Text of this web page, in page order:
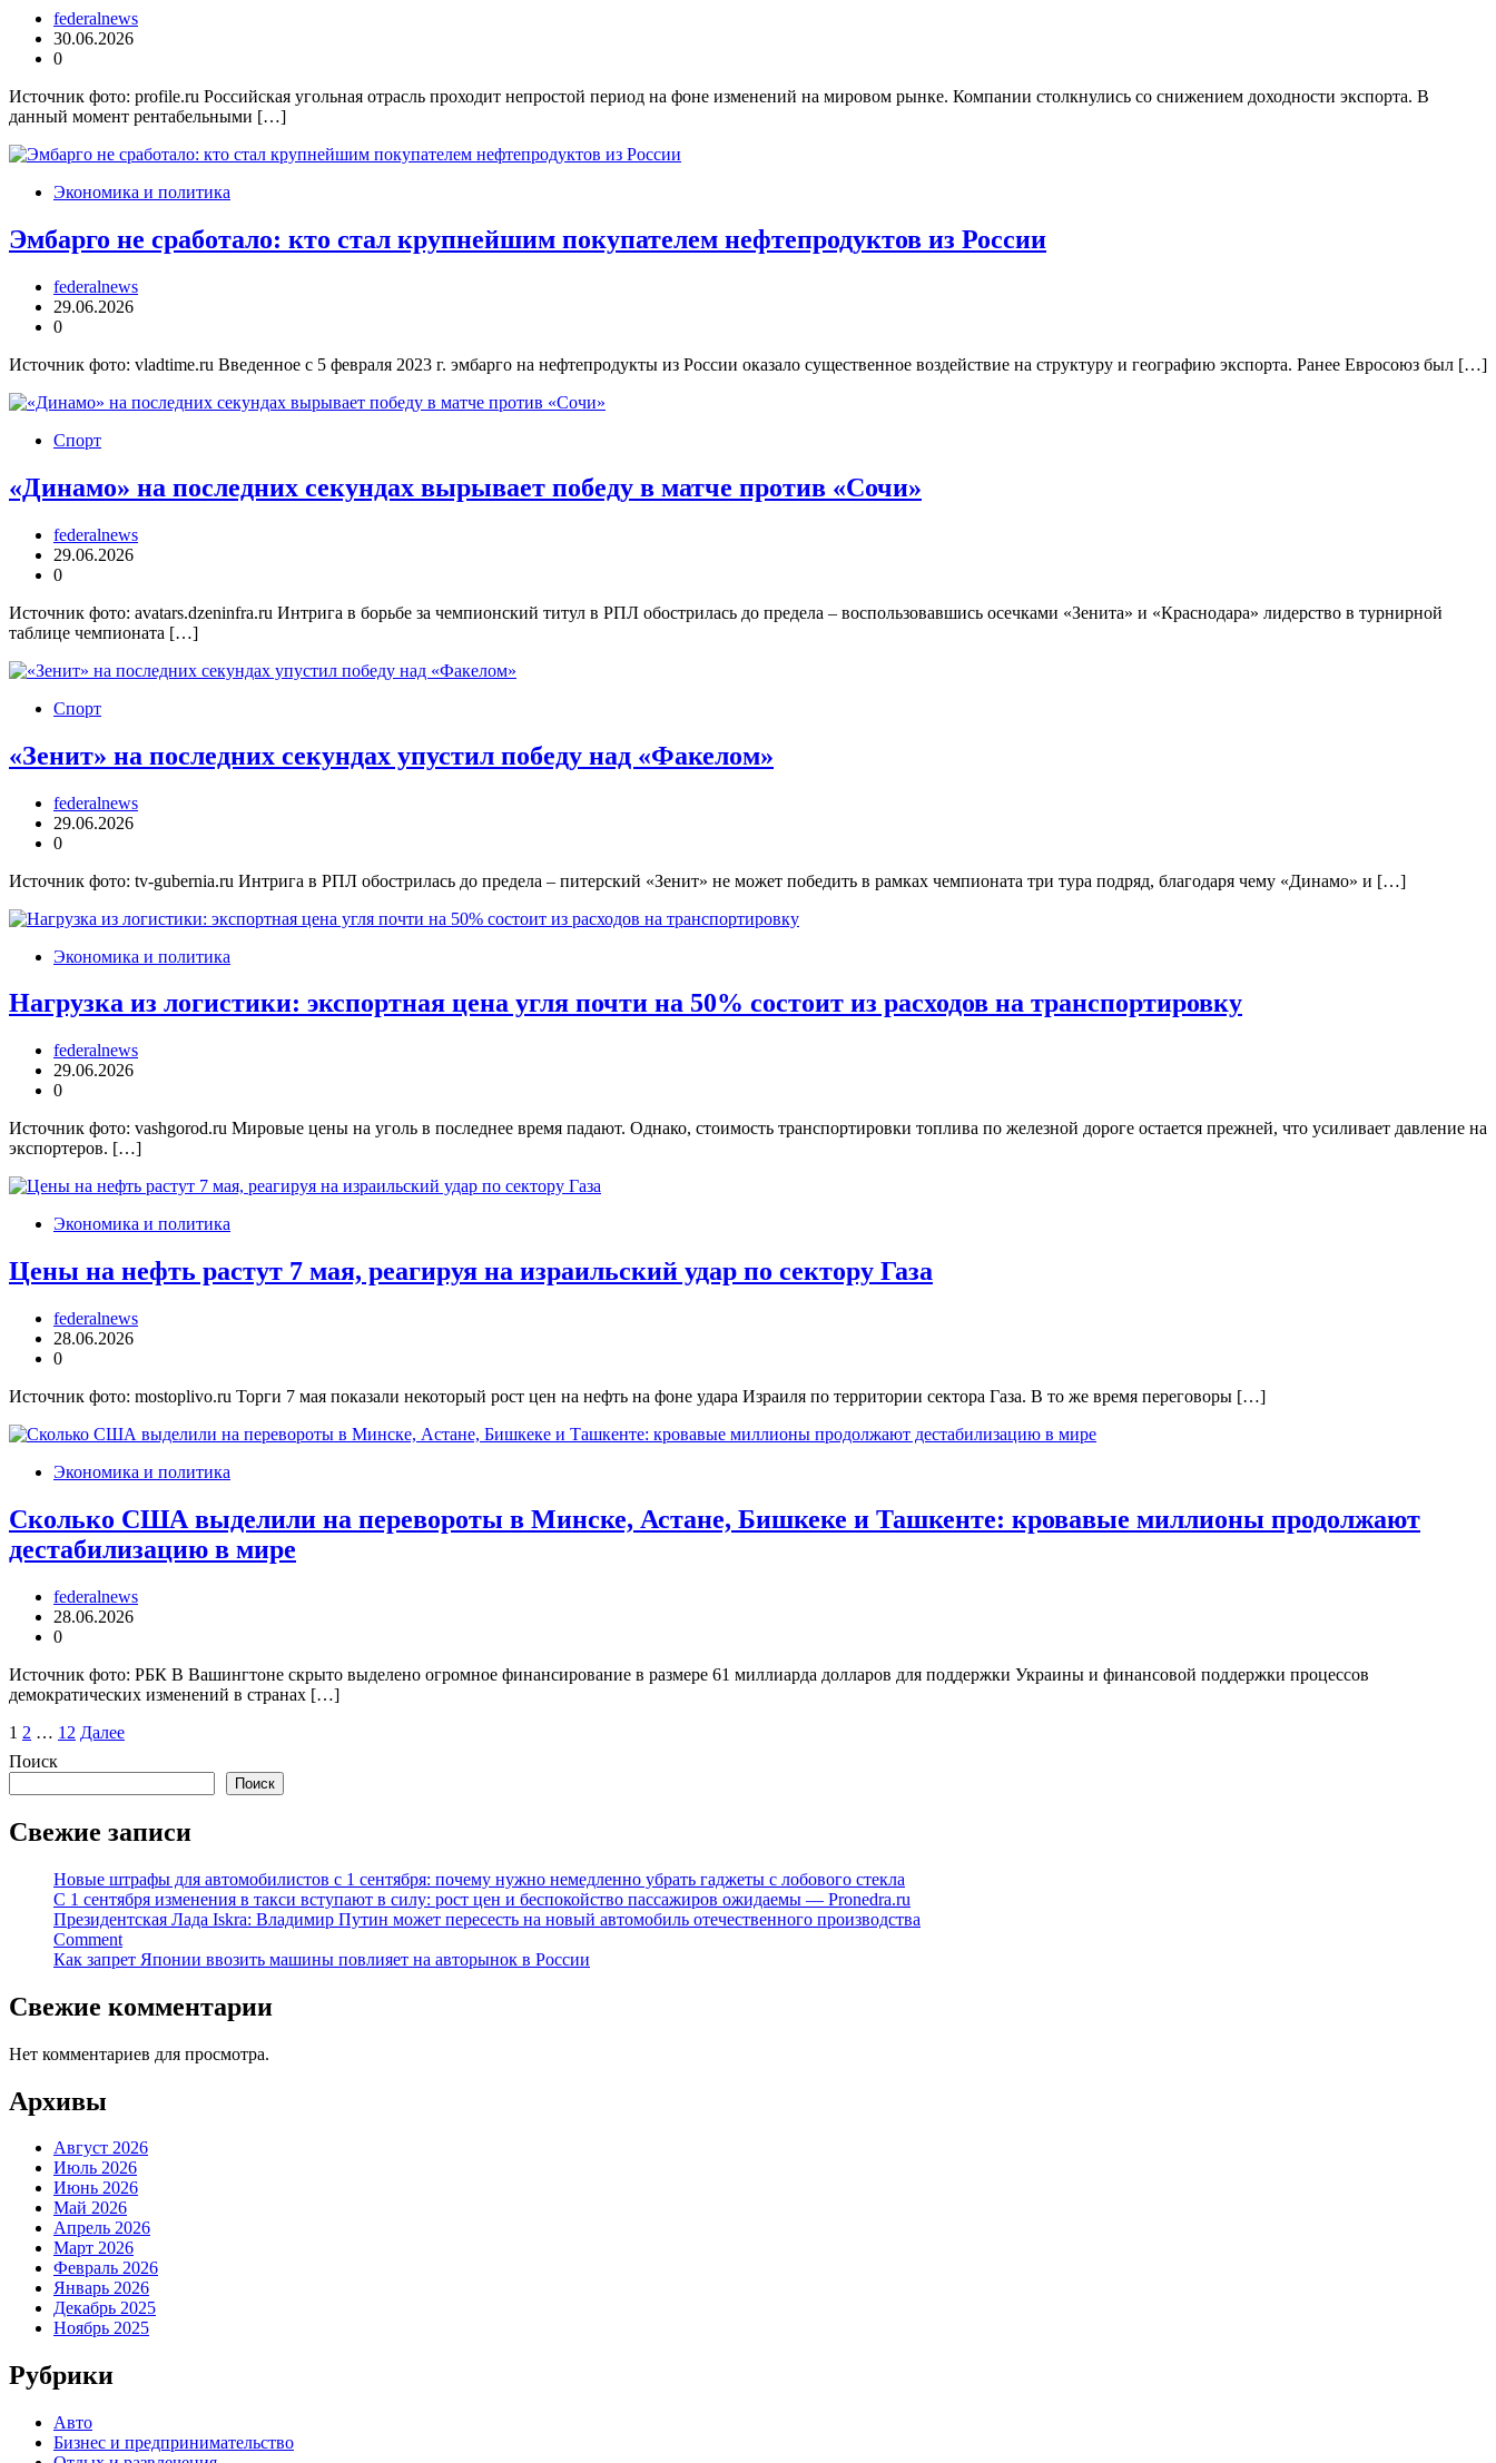
federalnews
30.06.2026
0
Источник фото: profile.ru Российская угольная отрасль проходит непростой период на фоне изменений на мировом рынке. Компании столкнулись со снижением доходности экспорта. В
данный момент рентабельными […]
Экономика и политика
Эмбарго не сработало: кто стал крупнейшим покупателем нефтепродуктов из России
federalnews
29.06.2026
0
Источник фото: vladtime.ru Введенное с 5 февраля 2023 г. эмбарго на нефтепродукты из России оказало существенное воздействие на структуру и географию экспорта. Ранее Евросоюз был […]
Спорт
«Динамо» на последних секундах вырывает победу в матче против «Сочи»
federalnews
29.06.2026
0
Источник фото: avatars.dzeninfra.ru Интрига в борьбе за чемпионский титул в РПЛ обострилась до предела – воспользовавшись осечками «Зенита» и «Краснодара» лидерство в турнирной
таблице чемпионата […]
Спорт
«Зенит» на последних секундах упустил победу над «Факелом»
federalnews
29.06.2026
0
Источник фото: tv-gubernia.ru Интрига в РПЛ обострилась до предела – питерский «Зенит» не может победить в рамках чемпионата три тура подряд, благодаря чему «Динамо» и […]
Экономика и политика
Нагрузка из логистики: экспортная цена угля почти на 50% состоит из расходов на транспортировку
federalnews
29.06.2026
0
Источник фото: vashgorod.ru Мировые цены на уголь в последнее время падают. Однако, стоимость транспортировки топлива по железной дороге остается прежней, что усиливает давление на
экспортеров. […]
Экономика и политика
Цены на нефть растут 7 мая, реагируя на израильский удар по сектору Газа
federalnews
28.06.2026
0
Источник фото: mostoplivo.ru Торги 7 мая показали некоторый рост цен на нефть на фоне удара Израиля по территории сектора Газа. В то же время переговоры […]
Экономика и политика
Сколько США выделили на перевороты в Минске, Астане, Бишкеке и Ташкенте: кровавые миллионы продолжают
дестабилизацию в мире
federalnews
28.06.2026
0
Источник фото: РБК В Вашингтоне скрыто выделено огромное финансирование в размере 61 миллиарда долларов для поддержки Украины и финансовой поддержки процессов
демократических изменений в странах […]
Пагинация
записей
1 2 … 12 Далее
Поиск
Поиск
Свежие записи
Новые штрафы для автомобилистов с 1 сентября: почему нужно немедленно убрать гаджеты с лобового стекла
С 1 сентября изменения в такси вступают в силу: рост цен и беспокойство пассажиров ожидаемы — Pronedra.ru
Президентская Лада Iskra: Владимир Путин может пересесть на новый автомобиль отечественного производства
Comment
Как запрет Японии ввозить машины повлияет на авторынок в России
Свежие комментарии
Нет комментариев для просмотра.
Архивы
Август 2026
Июль 2026
Июнь 2026
Май 2026
Апрель 2026
Март 2026
Февраль 2026
Январь 2026
Декабрь 2025
Ноябрь 2025
Рубрики
Авто
Бизнес и предпринимательство